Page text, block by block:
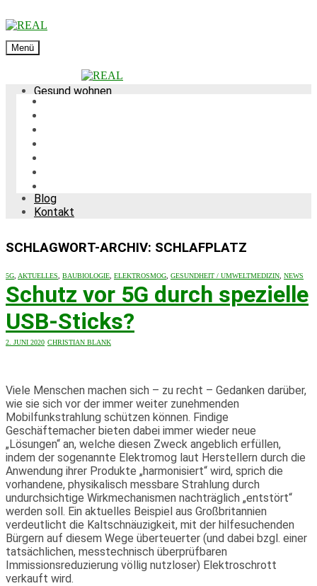
Menü
Gesund wohnen
Leistungen
Über mich
Mediathek
Kundenstimmen
Blog
Kontakt
SCHLAGWORT-ARCHIV: SCHLAFPLATZ
5G AKTUELLES BAUBIOLOGIE ELEKTROSMOG GESUNDHEIT / UMWELTMEDIZIN NEWS
Schutz vor 5G durch spezielle
USB-Sticks?
2. JUNI 2020 CHRISTIAN BLANK
Viele Menschen machen sich – zu recht – Gedanken darüber,
wie sie sich vor der immer weiter zunehmenden
Mobilfunkstrahlung schützen können. Findige
Geschäftemacher bieten dabei immer wieder neue
„Lösungen“ an, welche diesen Zweck angeblich erfüllen,
indem der sogenannte Elektromog laut Herstellern durch die
Anwendung ihrer Produkte „harmonisiert“ wird, sprich die
vorhandene, physikalisch messbare Strahlung durch
undurchsichtige Wirkmechanismen nachträglich „entstört“
werden soll. Ein aktuelles Beispiel aus Großbritannien
verdeutlicht die Kaltschnäuzigkeit, mit der hilfesuchenden
Bürgern auf diesem Wege überteuerter (und dabei bzgl. einer
tatsächlichen, messtechnisch überprüfbaren
Immissionsreduzierung völlig nutzloser) Elektroschrott
verkauft wird.